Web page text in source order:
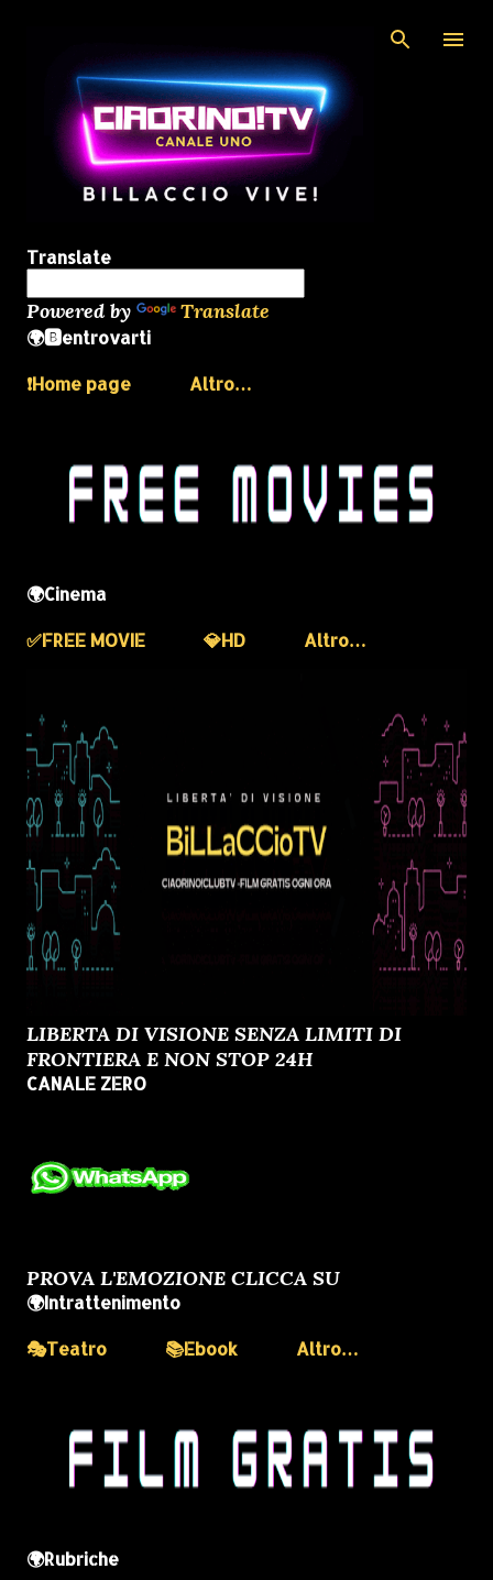
Translate
Powered by Translate
🌍🅱️entrovarti
❗️Home page
Altro…
🌍Cinema
✅️FREE MOVIE
💎HD Altro…
LIBERTA DI VISIONE SENZA LIMITI DI
FRONTIERA E NON STOP 24H
CANALE ZERO
PROVA L'EMOZIONE CLICCA SU
🌍Intrattenimento
🎭Teatro
📚Ebook Altro…
🌍Rubriche